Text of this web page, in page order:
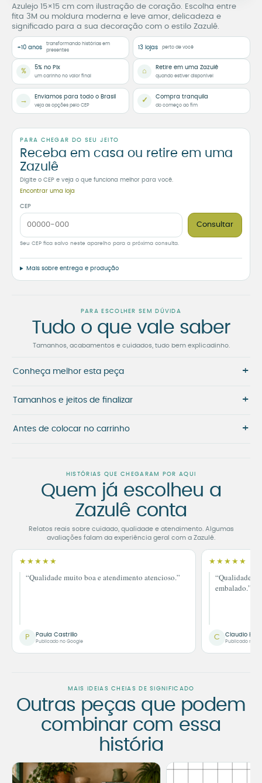
Azulejo 15×15 cm com ilustração de coração. Escolha entre
fita 3M ou moldura moderna e leve amor, delicadeza e
significado para a sua decoração com o estilo Zazulê.
+10 anos
transformando histórias em
presentes
13 lojas perto de você
% 5% no Pix
um carinho no valor final
⌂ Retire em uma Zazulê
quando estiver disponível
→ Enviamos para todo o Brasil
veja as opções pelo CEP
✓ Compra tranquila
do começo ao fim
PARA CHEGAR DO SEU JEITO
Receba em casa ou retire em uma
Zazulê
Digite o CEP e veja o que funciona melhor para você.
Encontrar uma loja
CEP
Consultar
Seu CEP fica salvo neste aparelho para a próxima consulta.
Mais sobre entrega e produção
PARA ESCOLHER SEM DÚVIDA
Tudo o que vale saber
Tamanhos, acabamentos e cuidados, tudo bem explicadinho.
Conheça melhor esta peça +
Tamanhos e jeitos de finalizar +
Antes de colocar no carrinho +
HISTÓRIAS QUE CHEGARAM POR AQUI
Quem já escolheu a
Zazulê conta
Relatos reais sobre cuidado, qualidade e atendimento. Algumas
avaliações falam da experiência geral com a Zazulê.
★★★★★
“Qualidade muito boa e atendimento atencioso.”
P Paula Castrillo
Publicado no Google
★★★★★
“Qualidade
embalado.”
C Claudio
Publicado no
MAIS IDEIAS CHEIAS DE SIGNIFICADO
Outras peças que podem
combinar com essa
história